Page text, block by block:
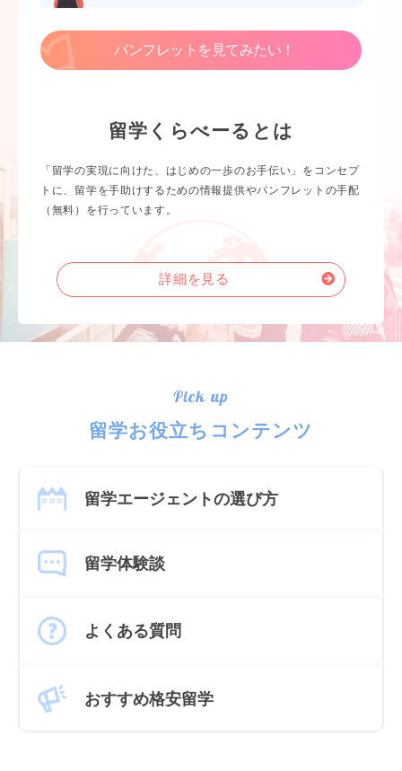
パンフレットを見てみたい！
留学くらべーるとは
「留学の実現に向けた、はじめの一歩のお手伝い」をコンセプ
トに、留学を手助けするための情報提供やパンフレットの手配
（無料）を行っています。
詳細を見る
Pick up
留学お役立ちコンテンツ
留学エージェントの選び方
留学体験談
よくある質問
おすすめ格安留学